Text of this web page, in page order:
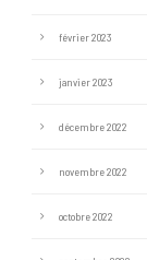
février 2023
janvier 2023
décembre 2022
novembre 2022
octobre 2022